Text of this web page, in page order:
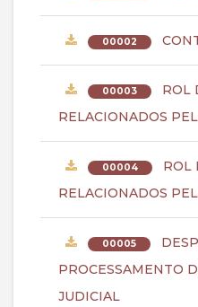
00002
00003
ROL
RELACIONADOS
00004
ROL
RELACIONADOS
00005
PROCESSAMENTO
JUDICIAL